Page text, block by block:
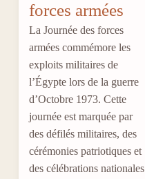
forces armées
La Journée des forces
armées commémore les
exploits militaires de
l’Égypte lors de la guerre
d’Octobre 1973. Cette
journée est marquée par
des défilés militaires, des
cérémonies patriotiques et
des célébrations nationales